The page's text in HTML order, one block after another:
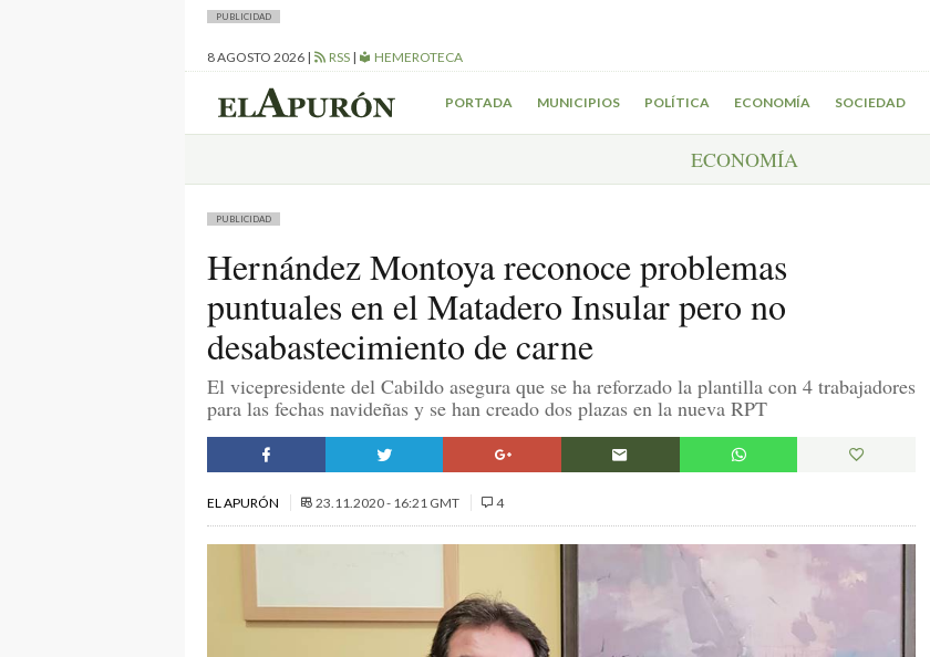
PUBLICIDAD
8 AGOSTO 2026 | RSS | HEMEROTECA
PORTADA MUNICIPIOS POLÍTICA ECONOMÍA SOCIEDAD
ECONOMÍA
PUBLICIDAD
Hernández Montoya reconoce problemas
puntuales en el Matadero Insular pero no
desabastecimiento de carne
El vicepresidente del Cabildo asegura que se ha reforzado la plantilla con 4 trabajadores
para las fechas navideñas y se han creado dos plazas en la nueva RPT
EL APURÓN 23.11.2020 - 16:21 GMT 4